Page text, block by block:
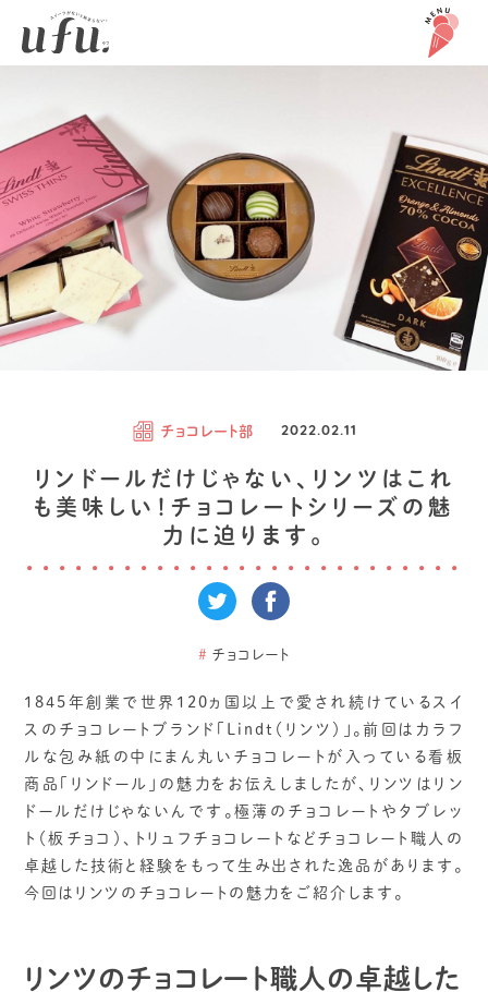
チョコレート部 2022.02.11
リンドールだけじゃない、リンツはこれ
も美味しい！チョコレートシリーズの魅
力に迫ります。
# チョコレート
1845年創業で世界120ヵ国以上で愛され続けているスイ
スのチョコレートブランド「Lindt（リンツ）」。前回はカラフ
ルな包み紙の中にまん丸いチョコレートが入っている看板
商品「リンドール」の魅力をお伝えしましたが、リンツはリン
ドールだけじゃないんです。極薄のチョコレートやタブレッ
ト（板チョコ）、トリュフチョコレートなどチョコレート職人の
卓越した技術と経験をもって生み出された逸品があります。
今回はリンツのチョコレートの魅力をご紹介します。
リンツのチョコレート職人の卓越した